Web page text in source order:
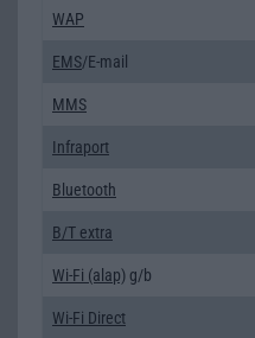
WAP
EMS/E-mail
MMS
Infraport
Bluetooth
B/T extra
Wi-Fi (alap) g/b
Wi-Fi Direct